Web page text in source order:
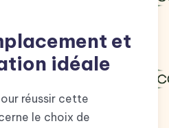
et
idéale
réussir cette
le choix de